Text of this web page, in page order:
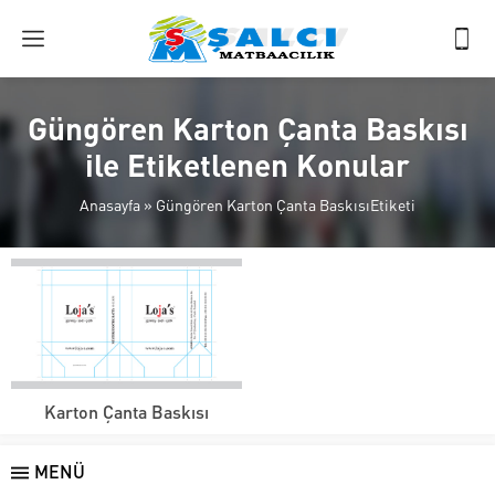
Güngören Karton Çanta Baskısı
ile Etiketlenen Konular
Anasayfa » Güngören Karton Çanta BaskısıEtiketi
Karton Çanta Baskısı
MENÜ